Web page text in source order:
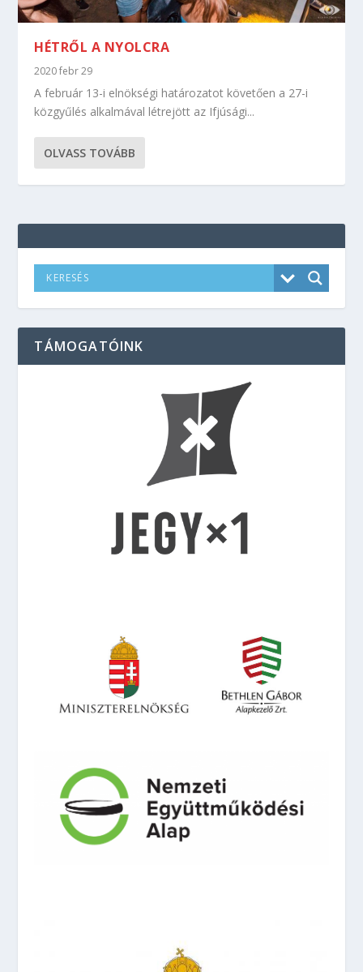
HÉTRŐL A NYOLCRA
2020 febr 29
A február 13-i elnökségi határozatot követően a 27-i
közgyűlés alkalmával létrejött az Ifjúsági...
OLVASS TOVÁBB
TÁMOGATÓINK